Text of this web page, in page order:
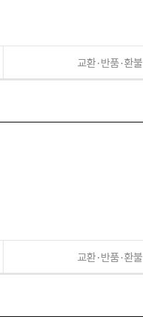
교환·반품·환불
교환·반품·환불